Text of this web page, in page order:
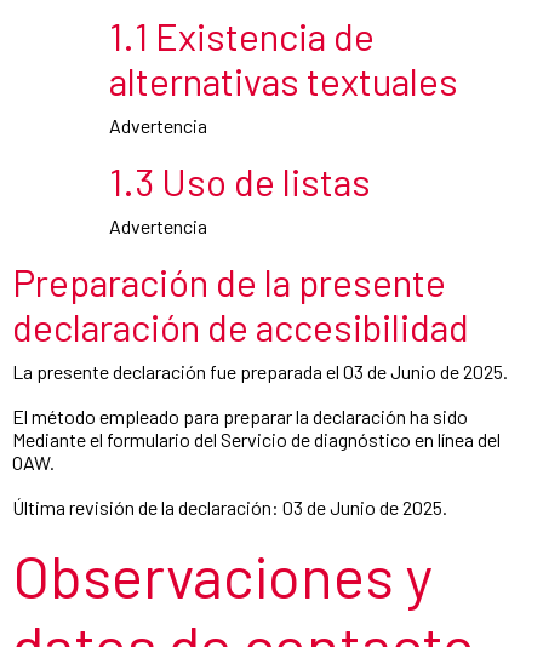
1.1 Existencia de
alternativas textuales
Advertencia
1.3 Uso de listas
Advertencia
Preparación de la presente
declaración de accesibilidad
La presente declaración fue preparada el 03 de Junio de 2025.
El método empleado para preparar la declaración ha sido
Mediante el formulario del Servicio de diagnóstico en línea del
OAW.
Última revisión de la declaración: 03 de Junio de 2025.
Observaciones y